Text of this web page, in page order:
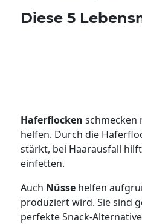
Diese 5
Haferflocken schmecken
helfen. Durch die
stärkt, bei Haarausfall
einfetten.
Auch Nüsse helfen
produziert wird. Sie sind
perfekte Snack-